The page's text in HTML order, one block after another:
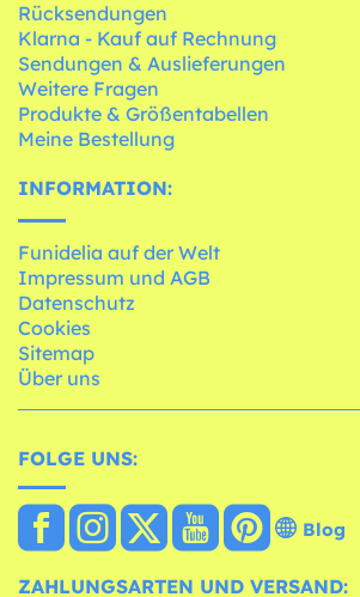
Rücksendungen
Klarna - Kauf auf Rechnung
Sendungen & Auslieferungen
Weitere Fragen
Produkte & Größentabellen
Meine Bestellung
INFORMATION:
Funidelia auf der Welt
Impressum und AGB
Datenschutz
Cookies
Sitemap
Über uns
FOLGE UNS:
Blog
ZAHLUNGSARTEN UND VERSAND: